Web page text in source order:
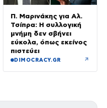
Π. Μαρινάκης για Αλ.
Τσίπρα: Η συλλογική
μνήμη δεν σβήνει
εύκολα, όπως εκείνος
πιστεύει
DIMOCRACY.GR ↗